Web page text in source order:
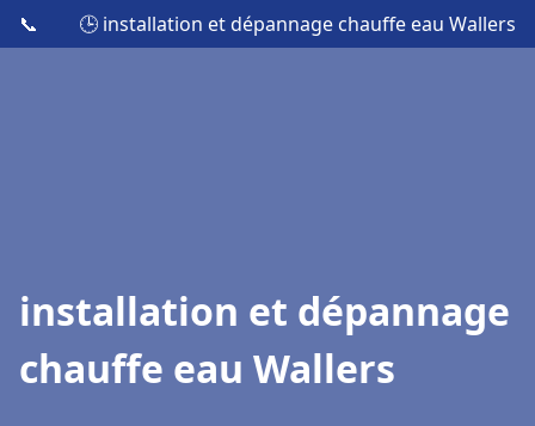
📞 🕒 installation et dépannage chauffe eau Wallers
installation et dépannage
chauffe eau Wallers